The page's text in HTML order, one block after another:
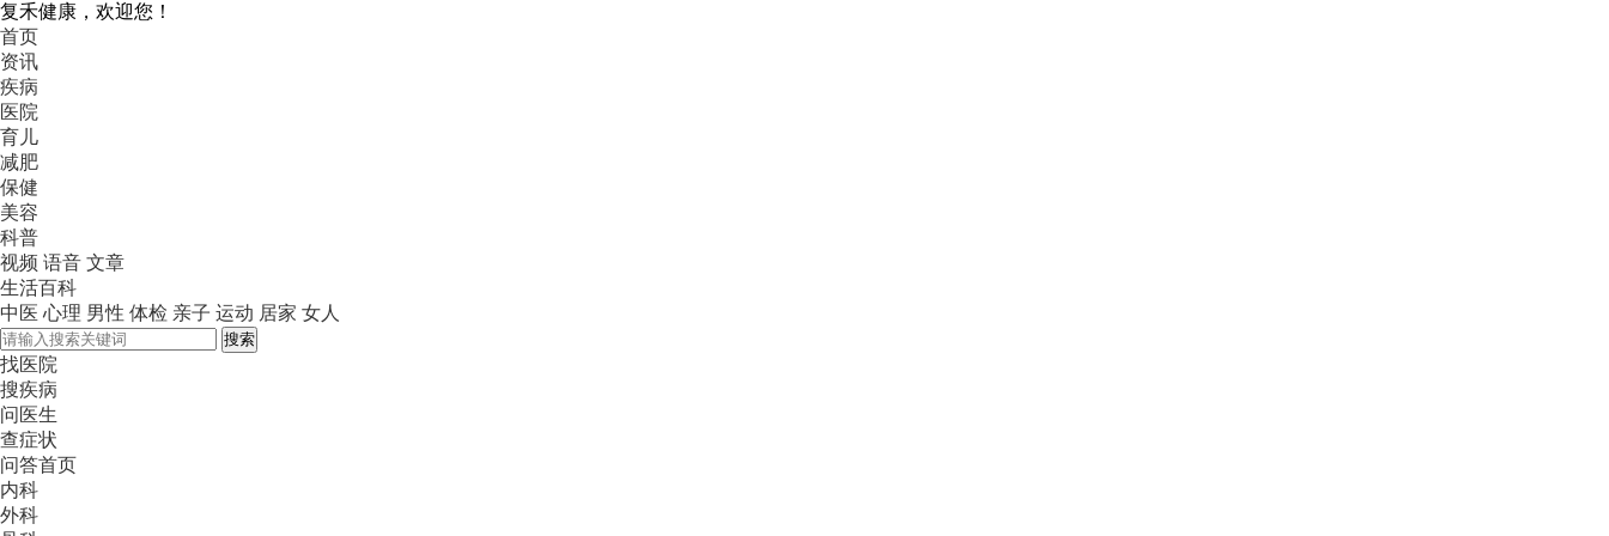
复禾健康，欢迎您！
首页
资讯
疾病
医院
育儿
减肥
保健
美容
科普
视频 语音 文章
生活百科
中医 心理 男性 体检 亲子 运动 居家 女人
搜索
找医院
搜疾病
问医生
查症状
问答首页
内科
外科